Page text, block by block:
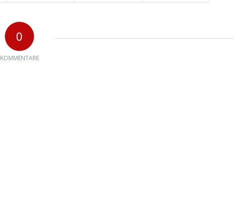
0
KOMMENTARE